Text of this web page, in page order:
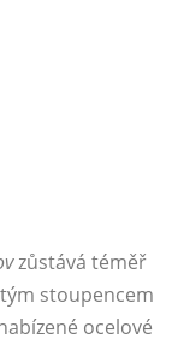
zůstává téměř
stoupencem
ocelové